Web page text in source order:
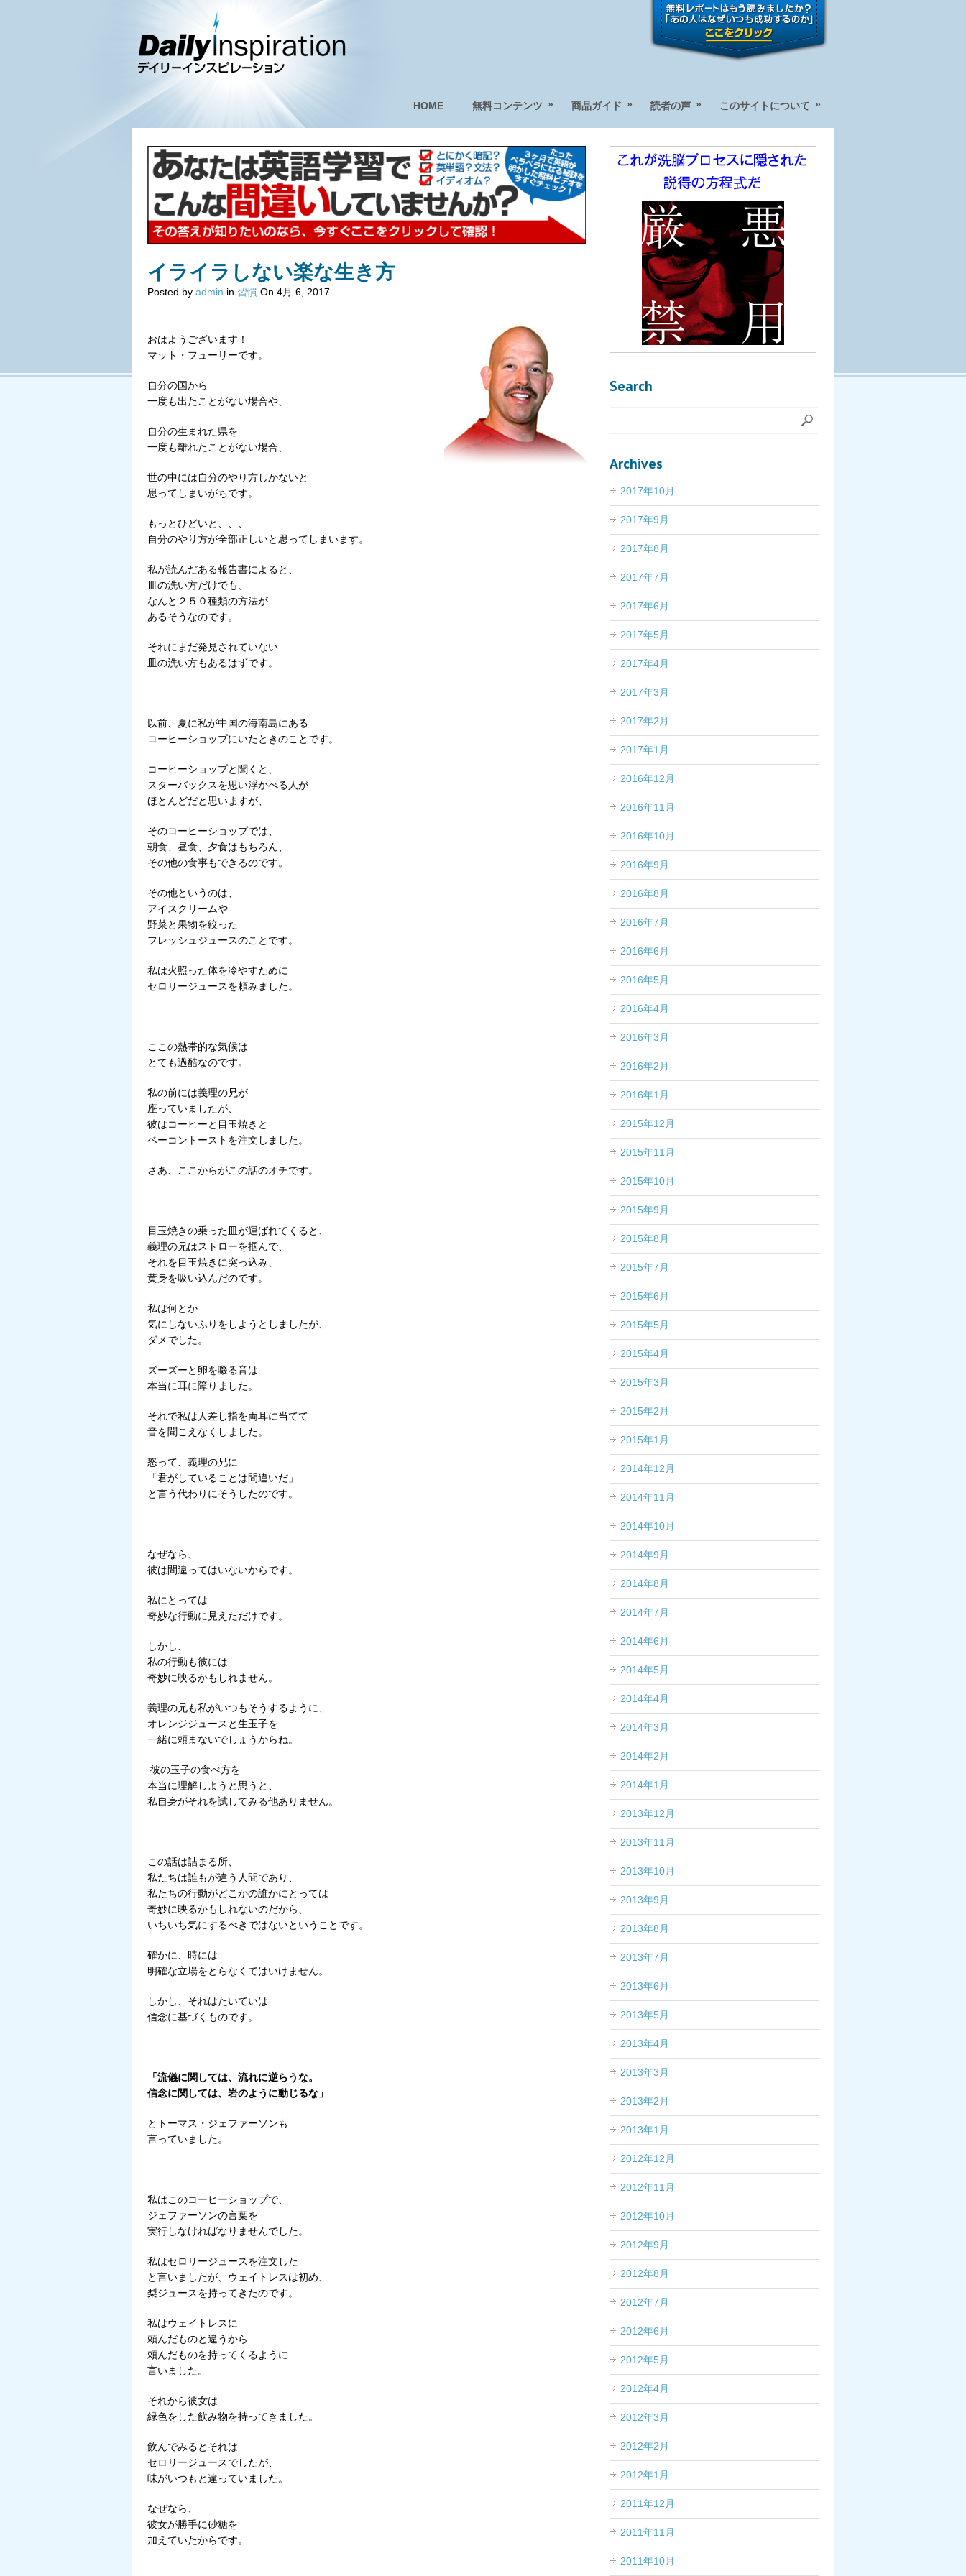
HOME 無料コンテンツ » 商品ガイド » 読者の声 » このサイトについて »
イライラしない楽な生き方
Posted by admin in 習慣 On 4月 6, 2017
おはようございます！
マット・フューリーです。
自分の国から
一度も出たことがない場合や、
自分の生まれた県を
一度も離れたことがない場合、
世の中には自分のやり方しかないと
思ってしまいがちです。
もっとひどいと、、、
自分のやり方が全部正しいと思ってしまいます。
私が読んだある報告書によると、
皿の洗い方だけでも、
なんと２５０種類の方法が
あるそうなのです。
それにまだ発見されていない
皿の洗い方もあるはずです。
以前、夏に私が中国の海南島にある
コーヒーショップにいたときのことです。
コーヒーショップと聞くと、
スターバックスを思い浮かべる人が
ほとんどだと思いますが、
そのコーヒーショップでは、
朝食、昼食、夕食はもちろん、
その他の食事もできるのです。
その他というのは、
アイスクリームや
野菜と果物を絞った
フレッシュジュースのことです。
私は火照った体を冷やすために
セロリージュースを頼みました。
ここの熱帯的な気候は
とても過酷なのです。
私の前には義理の兄が
座っていましたが、
彼はコーヒーと目玉焼きと
ベーコントーストを注文しました。
さあ、ここからがこの話のオチです。
目玉焼きの乗った皿が運ばれてくると、
義理の兄はストローを掴んで、
それを目玉焼きに突っ込み、
黄身を吸い込んだのです。
私は何とか
気にしないふりをしようとしましたが、
ダメでした。
ズーズーと卵を啜る音は
本当に耳に障りました。
それで私は人差し指を両耳に当てて
音を聞こえなくしました。
怒って、義理の兄に
「君がしていることは間違いだ」
と言う代わりにそうしたのです。
なぜなら、
彼は間違ってはいないからです。
私にとっては
奇妙な行動に見えただけです。
しかし、
私の行動も彼には
奇妙に映るかもしれません。
義理の兄も私がいつもそうするように、
オレンジジュースと生玉子を
一緒に頼まないでしょうからね。
彼の玉子の食べ方を
本当に理解しようと思うと、
私自身がそれを試してみる他ありません。
この話は詰まる所、
私たちは誰もが違う人間であり、
私たちの行動がどこかの誰かにとっては
奇妙に映るかもしれないのだから、
いちいち気にするべきではないということです。
確かに、時には
明確な立場をとらなくてはいけません。
しかし、それはたいていは
信念に基づくものです。
「流儀に関しては、流れに逆らうな。
信念に関しては、岩のように動じるな」
とトーマス・ジェファーソンも
言っていました。
私はこのコーヒーショップで、
ジェファーソンの言葉を
実行しなければなりませんでした。
私はセロリージュースを注文した
と言いましたが、ウェイトレスは初め、
梨ジュースを持ってきたのです。
私はウェイトレスに
頼んだものと違うから
頼んだものを持ってくるように
言いました。
それから彼女は
緑色をした飲み物を持ってきました。
飲んでみるとそれは
セロリージュースでしたが、
味がいつもと違っていました。
なぜなら、
彼女が勝手に砂糖を
加えていたからです。
Search
Archives
2017年10月
2017年9月
2017年8月
2017年7月
2017年6月
2017年5月
2017年4月
2017年3月
2017年2月
2017年1月
2016年12月
2016年11月
2016年10月
2016年9月
2016年8月
2016年7月
2016年6月
2016年5月
2016年4月
2016年3月
2016年2月
2016年1月
2015年12月
2015年11月
2015年10月
2015年9月
2015年8月
2015年7月
2015年6月
2015年5月
2015年4月
2015年3月
2015年2月
2015年1月
2014年12月
2014年11月
2014年10月
2014年9月
2014年8月
2014年7月
2014年6月
2014年5月
2014年4月
2014年3月
2014年2月
2014年1月
2013年12月
2013年11月
2013年10月
2013年9月
2013年8月
2013年7月
2013年6月
2013年5月
2013年4月
2013年3月
2013年2月
2013年1月
2012年12月
2012年11月
2012年10月
2012年9月
2012年8月
2012年7月
2012年6月
2012年5月
2012年4月
2012年3月
2012年2月
2012年1月
2011年12月
2011年11月
2011年10月